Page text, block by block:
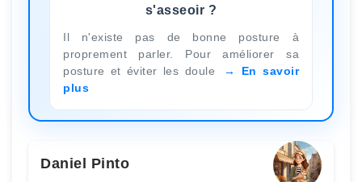
s'asseoir ?
Il n'existe pas de bonne posture à
proprement parler. Pour améliorer sa
posture et éviter les doule
En savoir
plus
Daniel Pinto